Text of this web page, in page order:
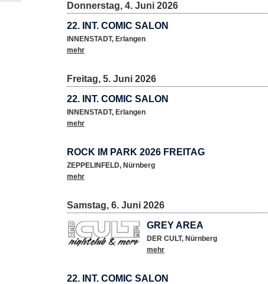
Donnerstag, 4. Juni 2026
22. INT. COMIC SALON
INNENSTADT, Erlangen
mehr
Freitag, 5. Juni 2026
22. INT. COMIC SALON
INNENSTADT, Erlangen
mehr
ROCK IM PARK 2026 FREITAG
ZEPPELINFELD, Nürnberg
mehr
Samstag, 6. Juni 2026
GREY AREA
DER CULT, Nürnberg
mehr
22. INT. COMIC SALON